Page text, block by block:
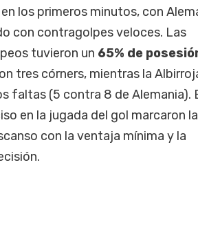
los primeros minutos, con
con contragolpes veloces. Las
tuvieron un 65% de
tres córners, mientras la
faltas (5 contra 8 de Alemania).
en la jugada del gol marcaron la
con la ventaja mínima y la